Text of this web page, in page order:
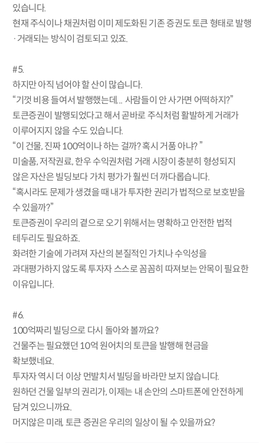
있습니다.
현재 주식이나 채권처럼 이미 제도화된 기존 증권도 토큰 형태로 발행
·거래되는 방식이 검토되고 있죠.
#5.
하지만 아직 넘어야 할 산이 많습니다.
“기껏 비용 들여서 발행했는데... 사람들이 안 사가면 어떡하지?”
토큰증권이 발행되었다고 해서 곧바로 주식처럼 활발하게 거래가
이루어지지 않을 수도 있습니다.
“이 건물, 진짜 100억이나 하는 걸까? 혹시 거품 아냐? ”
미술품, 저작권료, 한우 수익권처럼 거래 시장이 충분히 형성되지
않은 자산은 빌딩보다 가치 평가가 훨씬 더 까다롭습니다.
“혹시라도 문제가 생겼을 때 내가 투자한 권리가 법적으로 보호받을
수 있을까?”
토큰증권이 우리의 곁으로 오기 위해서는 명확하고 안전한 법적
테두리도 필요하죠.
화려한 기술에 가려져 자산의 본질적인 가치나 수익성을
과대평가하지 않도록 투자자 스스로 꼼꼼히 따져보는 안목이 필요한
이유입니다.
#6.
100억짜리 빌딩으로 다시 돌아와 볼까요?
건물주는 필요했던 10억 원어치의 토큰을 발행해 현금을
확보했네요.
투자자 역시 더 이상 먼발치서 빌딩을 바라만 보지 않습니다.
원하던 건물 일부의 권리가, 이제는 내 손안의 스마트폰에 안전하게
담겨 있으니까요.
머지않은 미래, 토큰 증권은 우리의 일상이 될 수 있을까요?